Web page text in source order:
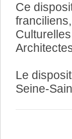
Ce
Le
Seine-